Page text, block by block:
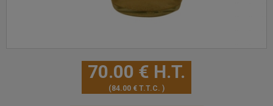
70.00 € H.T.
84.00 € T.T.C.